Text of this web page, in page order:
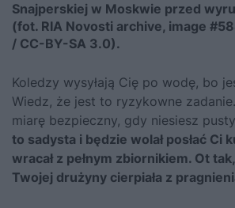
Snajperskiej w Moskwie przed
(fot. RIA Novosti archive, image
/ CC-BY-SA 3.0).
Koledzy wysyłają Cię po wodę, bo
Wiedz, że jest to ryzykowne
miarę bezpieczny, gdy niesiesz
to sadysta i będzie wolał posłać Ci
wracał z pełnym zbiornikiem. Ot
Twojej drużyny cierpiała z